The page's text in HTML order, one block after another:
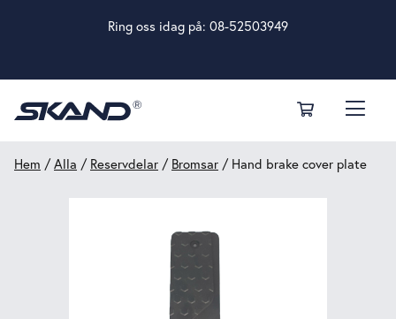
Ring oss idag på: 08-52503949
Hem /Alla / Reservdelar / Bromsar / Hand brake cover plate